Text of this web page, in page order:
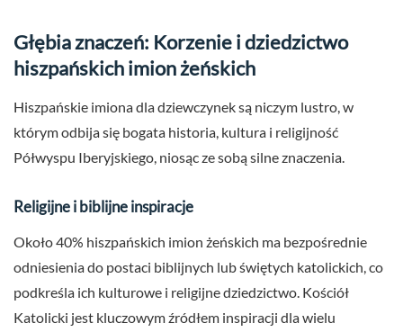
Głębia znaczeń: Korzenie i dziedzictwo
hiszpańskich imion żeńskich
Hiszpańskie imiona dla dziewczynek są niczym lustro, w
którym odbija się bogata historia, kultura i religijność
Półwyspu Iberyjskiego, niosąc ze sobą silne znaczenia.
Religijne i biblijne inspiracje
Około 40% hiszpańskich imion żeńskich ma bezpośrednie
odniesienia do postaci biblijnych lub świętych katolickich, co
podkreśla ich kulturowe i religijne dziedzictwo. Kościół
Katolicki jest kluczowym źródłem inspiracji dla wielu